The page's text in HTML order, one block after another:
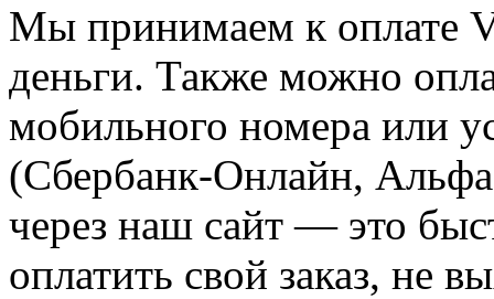
Мы принимаем к оплате
деньги. Также можно
мобильного номера или
(Сбербанк-Онлайн,
через наш сайт — это
оплатить свой заказ, не